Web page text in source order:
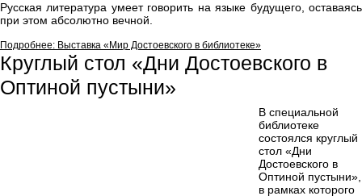
Русская литература умеет говорить на языке будущего, оставаясь
при этом абсолютно вечной.
Подробнее: Выставка «Мир Достоевского в библиотеке»
Круглый стол «Дни Достоевского в
Оптиной пустыни»
В специальной
библиотеке
состоялся круглый
стол «Дни
Достоевского в
Оптиной пустыни»,
в рамках которого